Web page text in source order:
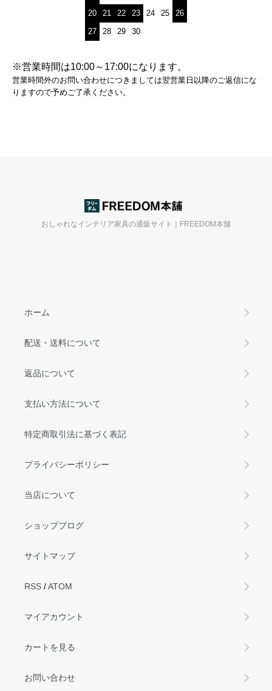
20
21 22 23 24 25
26
27
28 29 30
※営業時間は10:00～17:00になります。
営業時間外のお問い合わせにつきましては翌営業日以降のご返信にな
りますので予めご了承ください。
おしゃれなインテリア家具の通販サイト｜FREEDOM本舗
ホーム
配送・送料について
返品について
支払い方法について
特定商取引法に基づく表記
プライバシーポリシー
当店について
ショップブログ
サイトマップ
RSS /ATOM
マイアカウント
カートを見る
お問い合わせ